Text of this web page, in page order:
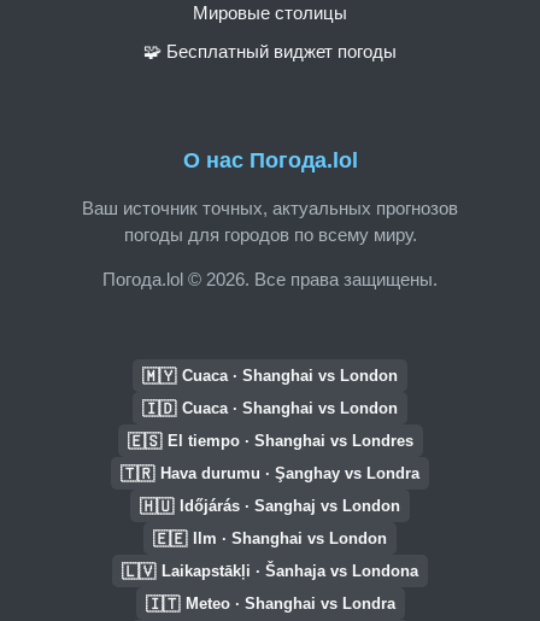
О нас Погода.lol
Ваш источник точных, актуальных прогнозов
погоды для городов по всему миру.
Погода.lol © 2026. Все права защищены.
Мировые столицы
🧩 Бесплатный виджет погоды
🇲🇾 Cuaca · Shanghai vs London
🇮🇩 Cuaca · Shanghai vs London
🇪🇸 El tiempo · Shanghai vs Londres
🇹🇷 Hava durumu · Şanghay vs Londra
🇭🇺 Időjárás · Sanghaj vs London
🇪🇪 Ilm · Shanghai vs London
🇱🇻 Laikapstākļi · Šanhaja vs Londona
🇮🇹 Meteo · Shanghai vs Londra